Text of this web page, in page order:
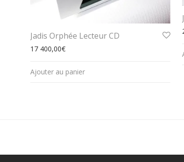
Jadis Orphée Lecteur CD
17 400,00€
Ajouter au panier